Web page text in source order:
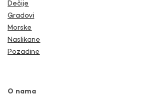
Dečije
Gradovi
Morske
Naslikane
Pozadine
O nama